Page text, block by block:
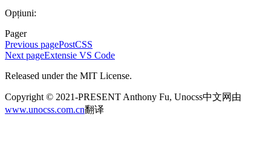
Opțiuni:
Pager
Previous pagePostCSS
Next pageExtensie VS Code
Released under the MIT License.
Copyright © 2021-PRESENT Anthony Fu, Unocss中文网由
www.unocss.com.cn翻译